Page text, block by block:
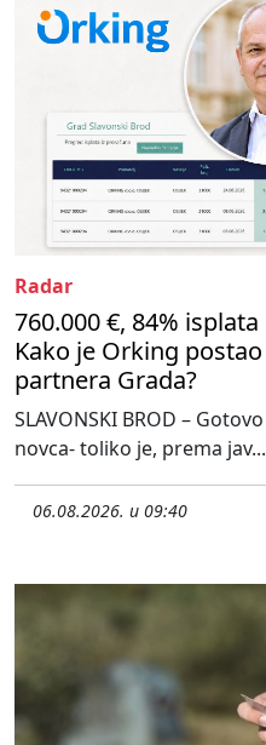
Radar
760.000 €, 84%
Kako je Orking
partnera Grada?
SLAVONSKI BROD –
novca- toliko je, prema jav...
06.08.2026. u 09:40